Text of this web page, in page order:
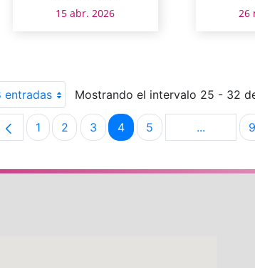
15 abr. 2026
26
entradas Mostrando el intervalo 25 - 32
Página
1 Página
2 Página
3 Página
4 Página
5 ...Páginas